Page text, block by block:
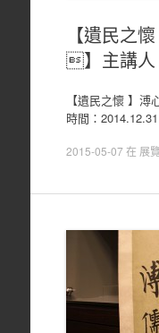
【遺民之
】主講人
【遺民之懷 】
時間：
2015-05-07 在 展